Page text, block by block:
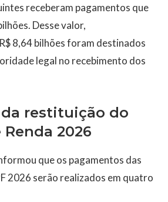
receberam pagamentos que
Desse valor,
8,64 bilhões foram destinados
legal no recebimento dos
restituição do
2026
que os pagamentos das
2026 serão realizados em quatro